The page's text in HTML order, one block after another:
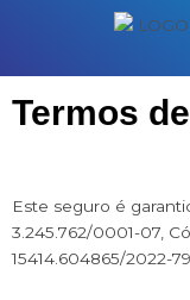
Termos
Este seguro é
3.245.762/0001-07,
15414.604865/2022-79